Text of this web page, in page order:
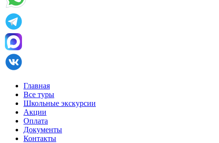
Главная
Все туры
Школьные экскурсии
Акции
Оплата
Документы
Контакты